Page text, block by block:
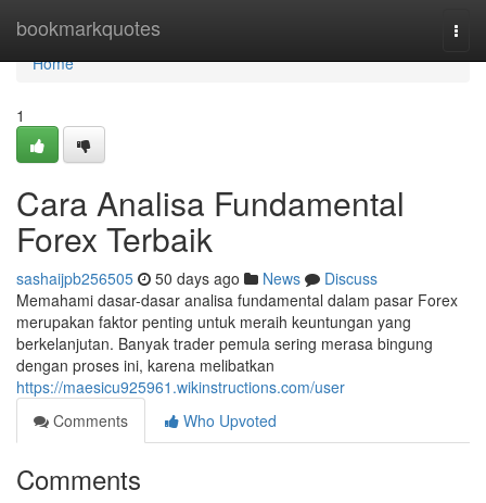
bookmarkquotes
Home
Home
1
Cara Analisa Fundamental
Forex Terbaik
sashaijpb256505 50 days ago News
Discuss
Memahami dasar-dasar analisa fundamental dalam pasar Forex
merupakan faktor penting untuk meraih keuntungan yang
berkelanjutan. Banyak trader pemula sering merasa bingung
dengan proses ini, karena melibatkan
https://maesicu925961.wikinstructions.com/user
Comments
Who Upvoted
Comments